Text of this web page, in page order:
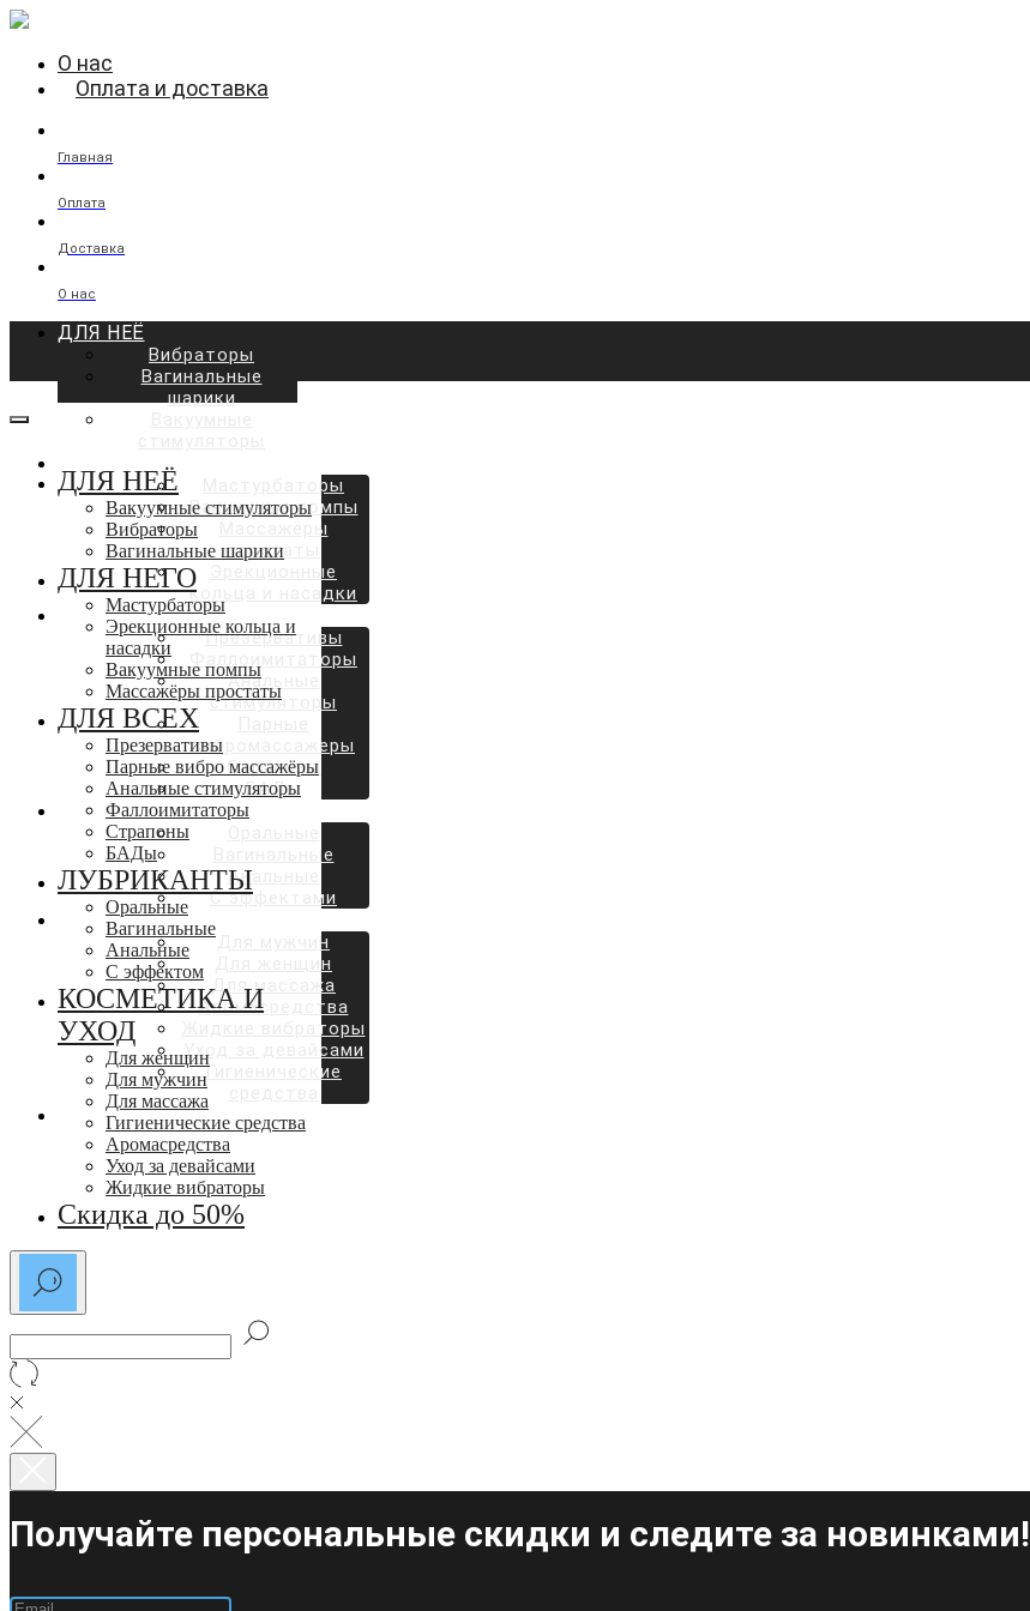
О нас
Оплата и доставка
Главная
Оплата
Доставка
О нас
ДЛЯ НЕЁ
Вибраторы
Вагинальные
шарики
ДЛЯ НЕГО
Мастурбаторы
Вакуумные помпы
Массажёры
простаты
Эрекционные
кольца и насадки
ДЛЯ ВСЕХ
Презервативы
Фаллоимитаторы
Анальные
стимуляторы
вибромассажеры
Страпоны
БАДы
ЛУБРИКАНТЫ
Вагинальные
Анальные
С эффектами
КОСМЕТИКА И УХОД
Для мужчин
Для женщин
Для массажа
Аромасредства
Жидкие вибраторы
Уход за девайсами
Гигиенические
СКИДКИ ДО 50%
ДЛЯ НЕЁ
Вакуумные стимуляторы
Вибраторы
Вагинальные шарики
ДЛЯ НЕГО
Мастурбаторы
Эрекционные кольца и
насадки
Вакуумные помпы
Массажёры простаты
ДЛЯ ВСЕХ
Презервативы
Парные вибро массажёры
Анальные стимуляторы
Фаллоимитаторы
Страпоны
БАДы
ЛУБРИКАНТЫ
Оральные
Вагинальные
Анальные
С эффектом
КОСМЕТИКА И
УХОД
Для женщин
Для мужчин
Для массажа
Гигиенические средства
Аромасредства
Уход за девайсами
Жидкие вибраторы
Скидка до 50%
Получайте персональные скидки и следите за новинками!